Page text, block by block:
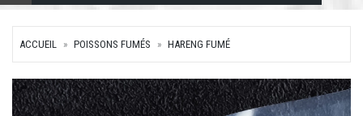
ACCUEIL POISSONS FUMÉS HARENG FUMÉ